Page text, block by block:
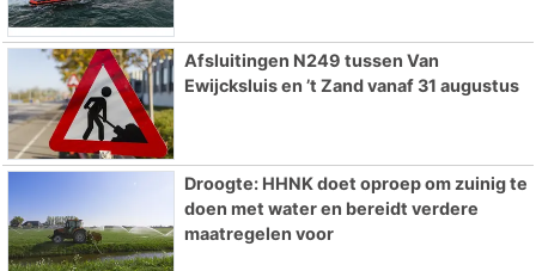
Afsluitingen N249 tussen Van
Ewijcksluis en ’t Zand vanaf 31 augustus
Droogte: HHNK doet oproep om zuinig te
doen met water en bereidt verdere
maatregelen voor